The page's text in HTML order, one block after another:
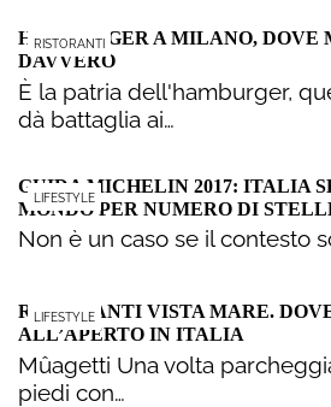
RISTORANTI
HAMBURGER A MILANO, DOVE
DAVVERO
È la patria dell'hamburger,
dà battaglia ai…
LIFESTYLE
GUIDA MICHELIN 2017: ITALIA
MONDO PER NUMERO DI
Non è un caso se il contesto
LIFESTYLE
RISTORANTI VISTA MARE.
ALL’APERTO IN ITALIA
Mûagetti Una volta
piedi con…